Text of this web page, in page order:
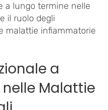
a lungo termine nelle
il ruolo degli
malattie infiammatorie
a
nelle Malattie